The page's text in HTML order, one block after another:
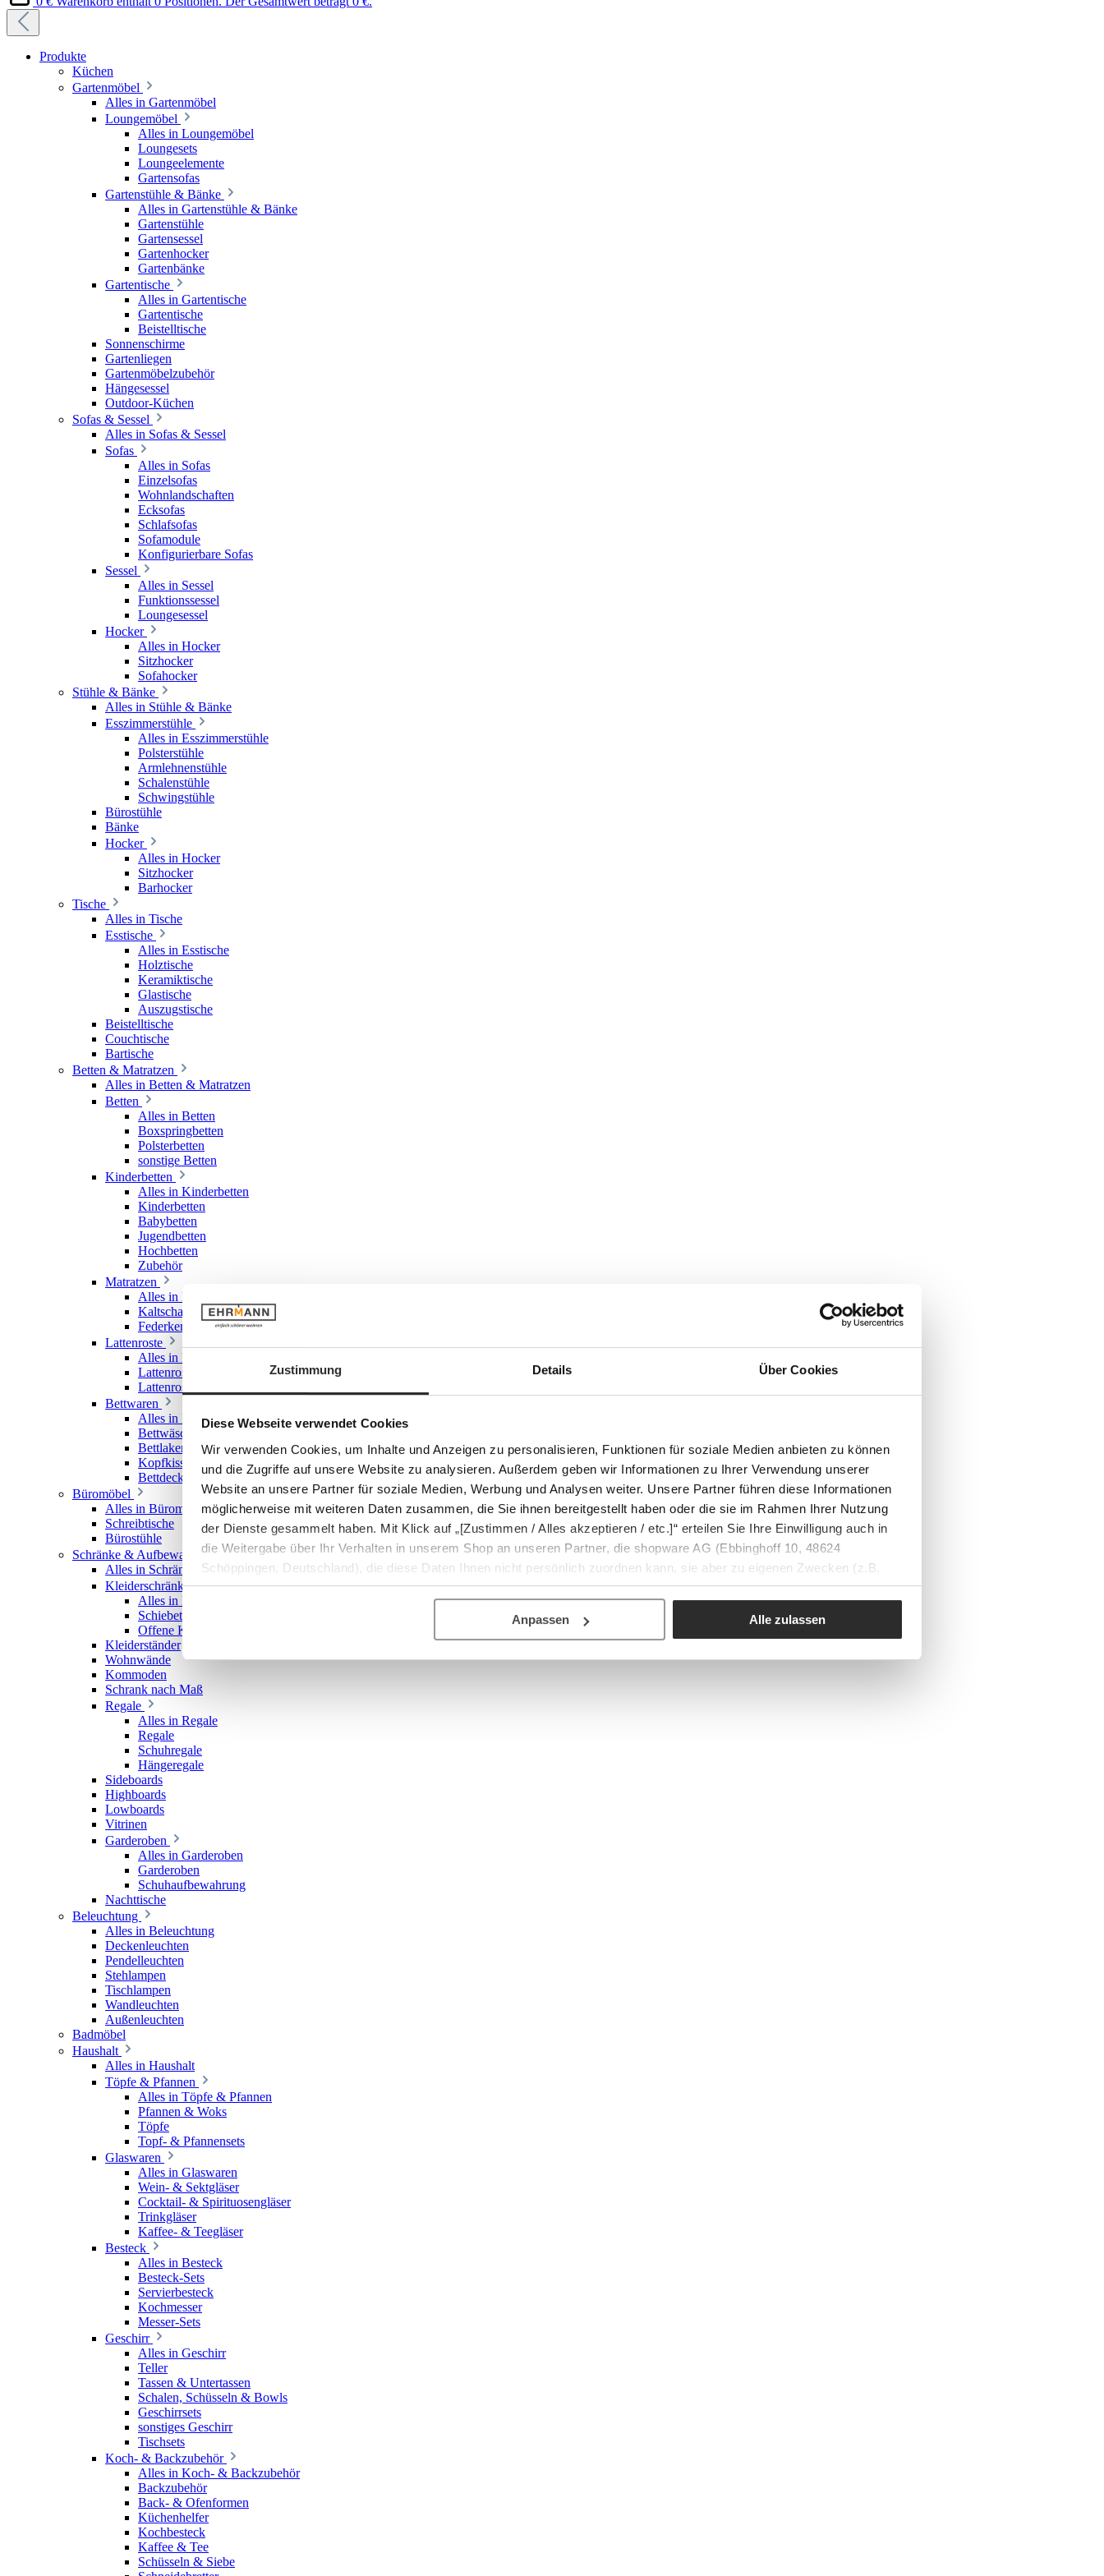
Zustimmung Details Über Cookies
Diese Webseite verwendet Cookies
Wir verwenden Cookies, um Inhalte und Anzeigen zu personalisieren, Funktionen für soziale Medien anbieten zu können
und die Zugriffe auf unsere Website zu analysieren. Außerdem geben wir Informationen zu Ihrer Verwendung unserer
Website an unsere Partner für soziale Medien, Werbung und Analysen weiter. Unsere Partner führen diese Informationen
möglicherweise mit weiteren Daten zusammen, die Sie ihnen bereitgestellt haben oder die sie im Rahmen Ihrer Nutzung
der Dienste gesammelt haben. Mit Klick auf „[Zustimmen / Alles akzeptieren / etc.]“ erteilen Sie Ihre Einwilligung auch in
die Weitergabe über Ihr Verhalten in unserem Shop an unseren Partner, die shopware AG (Ebbinghoff 10, 48624
Schöppingen, Deutschland), die diese Daten Ihnen nicht persönlich zuordnen kann, sie aber zu eigenen Zwecken (z.B.
Produktverbesserungen, Marktverhaltensanalysen) verarbeiten darf.
Anpassen Alle zulassen
Produkte
Küchen
Gartenmöbel
Alles in Gartenmöbel
Loungemöbel
Alles in Loungemöbel
Loungesets
Loungeelemente
Gartensofas
Gartenstühle & Bänke
Alles in Gartenstühle & Bänke
Gartenstühle
Gartensessel
Gartenhocker
Gartenbänke
Gartentische
Alles in Gartentische
Gartentische
Beistelltische
Sonnenschirme
Gartenliegen
Gartenmöbelzubehör
Hängesessel
Outdoor-Küchen
Sofas & Sessel
Alles in Sofas & Sessel
Sofas
Alles in Sofas
Einzelsofas
Wohnlandschaften
Ecksofas
Schlafsofas
Sofamodule
Konfigurierbare Sofas
Sessel
Alles in Sessel
Funktionssessel
Loungesessel
Hocker
Alles in Hocker
Sitzhocker
Sofahocker
Stühle & Bänke
Alles in Stühle & Bänke
Esszimmerstühle
Alles in Esszimmerstühle
Polsterstühle
Armlehnenstühle
Schalenstühle
Schwingstühle
Bürostühle
Bänke
Hocker
Alles in Hocker
Sitzhocker
Barhocker
Tische
Alles in Tische
Esstische
Alles in Esstische
Holztische
Keramiktische
Glastische
Auszugstische
Beistelltische
Couchtische
Bartische
Betten & Matratzen
Alles in Betten & Matratzen
Betten
Alles in Betten
Boxspringbetten
Polsterbetten
sonstige Betten
Kinderbetten
Alles in Kinderbetten
Kinderbetten
Babybetten
Jugendbetten
Hochbetten
Zubehör
Matratzen
Alles in Matratzen
Kaltschaummatratzen
Federkernmatratzen
Lattenroste
Alles in Lattenroste
Lattenroste starr
Lattenroste verstellbar
Bettwaren
Alles in Bettwaren
Bettwäsche
Bettlaken & Spannlaken
Kopfkissen
Bettdecken
Büromöbel
Alles in Büromöbel
Schreibtische
Bürostühle
Schränke & Aufbewahrung
Alles in Schränke & Aufbewahrung
Kleiderschränke
Alles in Kleiderschränke
Schiebetürenschränke
Offene Kleiderschränke
Kleiderständer
Wohnwände
Kommoden
Schrank nach Maß
Regale
Alles in Regale
Regale
Schuhregale
Hängeregale
Sideboards
Highboards
Lowboards
Vitrinen
Garderoben
Alles in Garderoben
Garderoben
Schuhaufbewahrung
Nachttische
Beleuchtung
Alles in Beleuchtung
Deckenleuchten
Pendelleuchten
Stehlampen
Tischlampen
Wandleuchten
Außenleuchten
Badmöbel
Haushalt
Alles in Haushalt
Töpfe & Pfannen
Alles in Töpfe & Pfannen
Pfannen & Woks
Töpfe
Topf- & Pfannensets
Glaswaren
Alles in Glaswaren
Wein- & Sektgläser
Cocktail- & Spirituosengläser
Trinkgläser
Kaffee- & Teegläser
Besteck
Alles in Besteck
Besteck-Sets
Servierbesteck
Kochmesser
Messer-Sets
Geschirr
Alles in Geschirr
Teller
Tassen & Untertassen
Schalen, Schüsseln & Bowls
Geschirrsets
sonstiges Geschirr
Tischsets
Koch- & Backzubehör
Alles in Koch- & Backzubehör
Backzubehör
Back- & Ofenformen
Küchenhelfer
Kochbesteck
Kaffee & Tee
Schüsseln & Siebe